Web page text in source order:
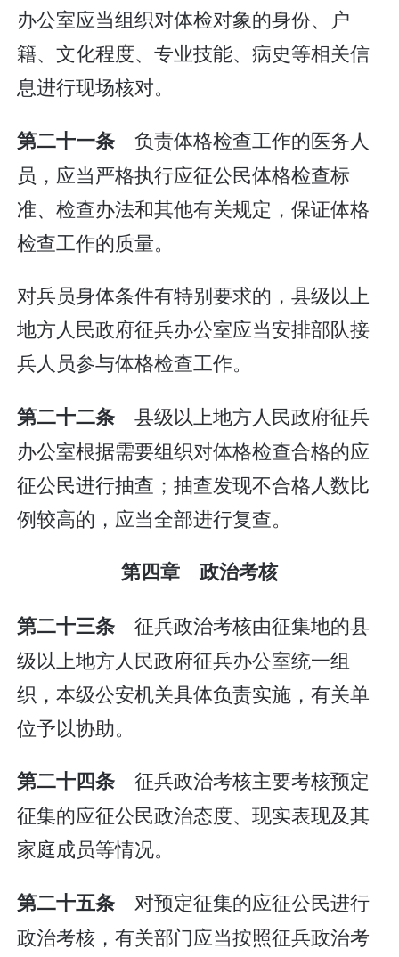
办公室应当组织对体检对象的身份、户
籍、文化程度、专业技能、病史等相关信
息进行现场核对。
第二十一条 负责体格检查工作的医务人
员，应当严格执行应征公民体格检查标
准、检查办法和其他有关规定，保证体格
检查工作的质量。
对兵员身体条件有特别要求的，县级以上
地方人民政府征兵办公室应当安排部队接
兵人员参与体格检查工作。
第二十二条 县级以上地方人民政府征兵
办公室根据需要组织对体格检查合格的应
征公民进行抽查；抽查发现不合格人数比
例较高的，应当全部进行复查。
第四章 政治考核
第二十三条 征兵政治考核由征集地的县
级以上地方人民政府征兵办公室统一组
织，本级公安机关具体负责实施，有关单
位予以协助。
第二十四条 征兵政治考核主要考核预定
征集的应征公民政治态度、现实表现及其
家庭成员等情况。
第二十五条 对预定征集的应征公民进行
政治考核，有关部门应当按照征兵政治考